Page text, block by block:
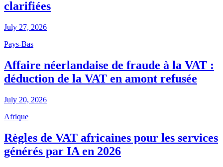
clarifiées
July 27, 2026
Pays-Bas
Affaire néerlandaise de fraude à la VAT :
déduction de la VAT en amont refusée
July 20, 2026
Afrique
Règles de VAT africaines pour les services
générés par IA en 2026